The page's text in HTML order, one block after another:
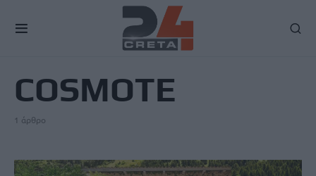
COSMOTE
1 άρθρο